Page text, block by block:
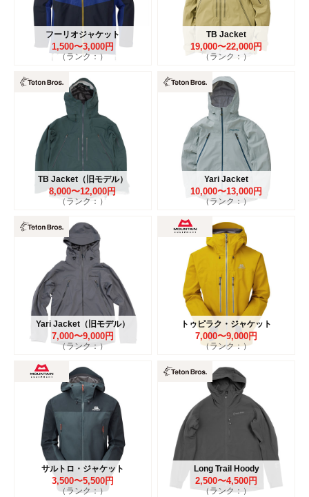
フーリオジャケット
1,500〜3,000円
（ランク：）
TB Jacket
19,000〜22,000円
（ランク：）
TB Jacket（旧モデル）
8,000〜12,000円
（ランク：）
Yari Jacket
10,000〜13,000円
（ランク：）
Yari Jacket（旧モデル）
7,000〜9,000円
（ランク：）
トゥピラク・ジャケット
7,000〜9,000円
（ランク：）
サルトロ・ジャケット
3,500〜5,500円
（ランク：）
Long Trail Hoody
2,500〜4,500円
（ランク：）